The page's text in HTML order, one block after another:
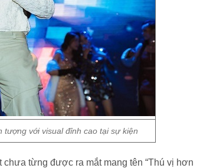
tượng với visual đỉnh cao tại sự kiện
từng được ra mắt mang tên “Thú vị hơn